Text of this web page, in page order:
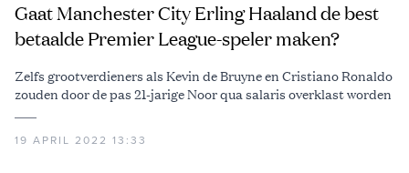
Gaat Manchester City Erling Haaland de best
betaalde Premier League-speler maken?
Zelfs grootverdieners als Kevin de Bruyne en Cristiano Ronaldo
zouden door de pas 21-jarige Noor qua salaris overklast worden
19 APRIL 2022 13:33